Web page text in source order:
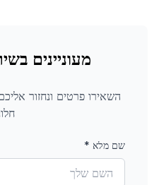
מעוניינים
השאירו פרטים ונחזור
שם מלא *